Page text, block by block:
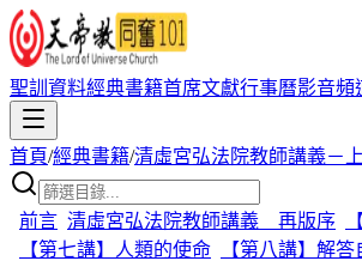
聖訓資料經典書籍首席文獻行事曆影音頻
首頁/經典書籍/清虛宮弘法院教師講義－
前言 清虛宮弘法院教師講義 再版序
【第七講】人類的使命
【第八講】解